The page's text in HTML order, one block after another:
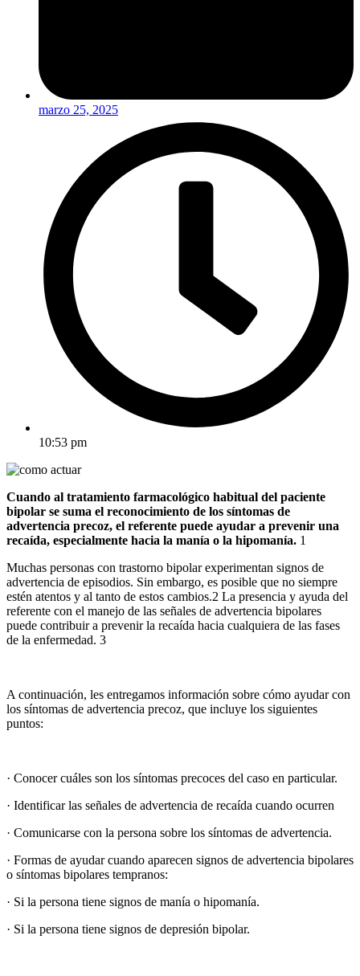
marzo 25, 2025
10:53 pm
Cuando al tratamiento farmacológico habitual del paciente
bipolar se suma el reconocimiento de los síntomas de
advertencia precoz, el referente puede ayudar a prevenir una
recaída, especialmente hacia la manía o la hipomanía. 1
Muchas personas con trastorno bipolar experimentan signos de
advertencia de episodios. Sin embargo, es posible que no siempre
estén atentos y al tanto de estos cambios.2 La presencia y ayuda del
referente con el manejo de las señales de advertencia bipolares
puede contribuir a prevenir la recaída hacia cualquiera de las fases
de la enfermedad. 3
A continuación, les entregamos información sobre cómo ayudar con
los síntomas de advertencia precoz, que incluye los siguientes
puntos:
· Conocer cuáles son los síntomas precoces del caso en particular.
· Identificar las señales de advertencia de recaída cuando ocurren
· Comunicarse con la persona sobre los síntomas de advertencia.
· Formas de ayudar cuando aparecen signos de advertencia bipolares
o síntomas bipolares tempranos:
· Si la persona tiene signos de manía o hipomanía.
· Si la persona tiene signos de depresión bipolar.